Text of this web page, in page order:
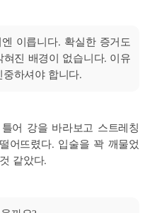
이릅니다. 확실한 증거도
혀진 배경이 없습니다. 이유
하셔야 합니다.
어 강을 바라보고 스트레칭
어뜨렸다. 입술을 꽉 깨물었
같았다.